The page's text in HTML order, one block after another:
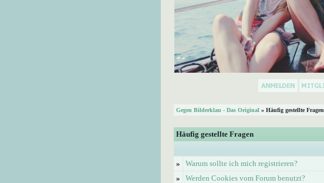
Gegen Bilderklau - Das Original » Häufig gestellte Fragen
Häufig gestellte Fragen
»
Warum sollte ich mich registrieren?
»
Werden Cookies vom Forum benutzt?